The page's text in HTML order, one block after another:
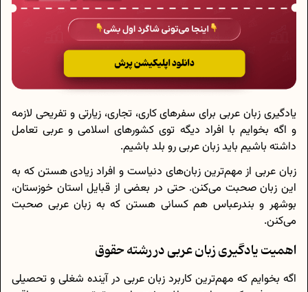
یادگیری زبان عربی برای سفرهای کاری، تجاری، زیارتی و تفریحی لازمه
و اگه‌ بخوایم با افراد دیگه توی کشورهای اسلامی و عربی تعامل
داشته باشیم باید زبان عربی رو بلد باشیم.
زبان عربی از مهم‌ترین زبان‌های دنیاست و افراد زیادی هستن که به
این زبان صحبت می‌کنن. حتی در بعضی از قبایل استان خوزستان،
بوشهر و بندرعباس هم کسانی هستن که به زبان عربی صحبت
می‌کنن.
اهمیت یادگیری زبان عربی در رشته حقوق
اگه بخوایم که مهم‌ترین کاربرد زبان عربی در آینده‌ شغلی و تحصیلی